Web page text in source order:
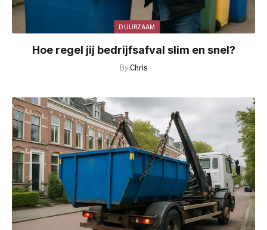
DUURZAAM
Hoe regel jij bedrijfsafval slim en snel?
By Chris